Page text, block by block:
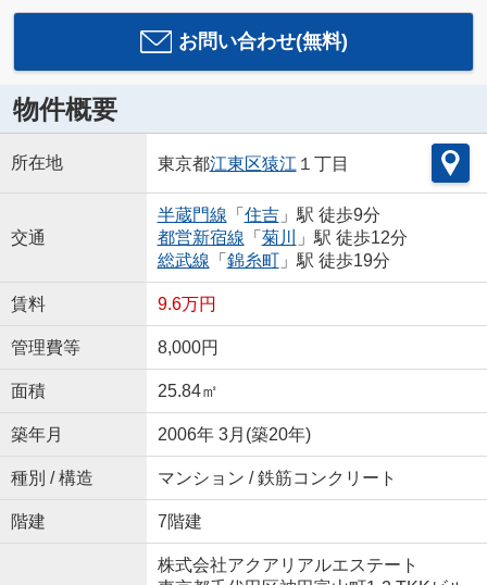
お問い合わせ(無料)
物件概要
所在地 東京都江東区猿江 １丁目
交通
半蔵門線 「 住吉」駅 徒歩9分
都営新宿線 「 菊川
」駅 徒歩12分
総武線 「 錦糸町」駅 徒歩19分
賃料 9.6万円
管理費等 8,000円
面積 25.84㎡
築年月 2006年 3月(築20年)
種別 / 構造 マンション / 鉄筋コンクリート
階建 7階建
株式会社アクアリアルエステート